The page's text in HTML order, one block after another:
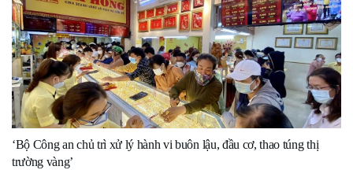
‘Bộ Công an chủ trì xử lý hành vi buôn lậu, đầu cơ, thao túng thị
trường vàng’